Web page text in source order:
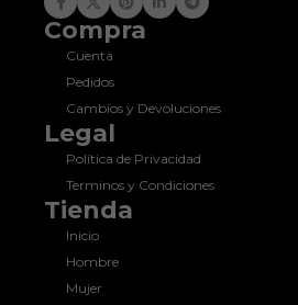
Compra
Cuenta
Pedidos
Cambios y Devoluciones
Legal
Política de Privacidad
Terminos y Condiciones
Tienda
Inicio
Hombre
Mujer